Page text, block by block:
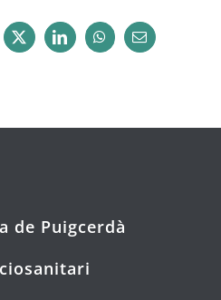
X LinkedInWhatsApp
Email:
de Puigcerdà